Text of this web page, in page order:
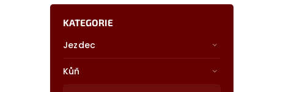
KATEGORIE
Jezdec
Kůň